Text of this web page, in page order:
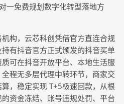
一免费规划数字化转型落地方
构，云芯科创凭借官方直连合规
有抖音官方正式颁发的抖音买单
可在抖音开放平台、本地生活服
程无多层代理中转环节，商家交
，稳定实现 T+5极速回款，从根
资金冻结、账号违规处罚、平台